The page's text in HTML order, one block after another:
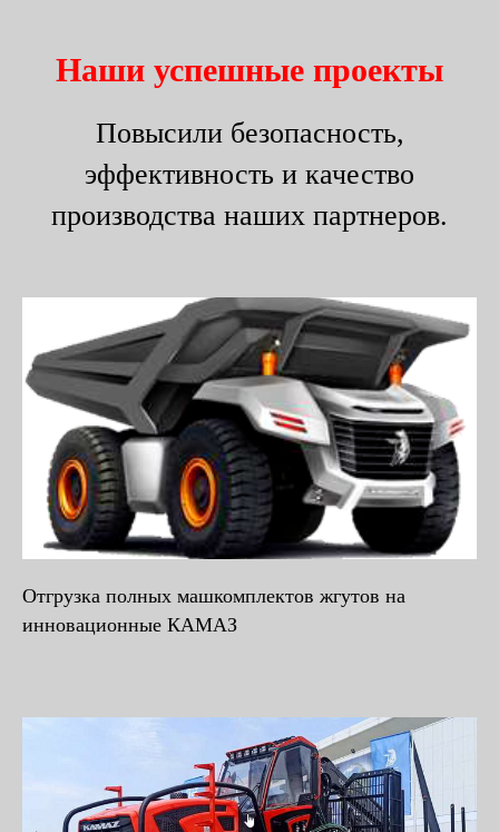
Наши успешные проекты
Повысили безопасность,
эффективность и качество
производства наших партнеров.
Отгрузка полных машкомплектов жгутов на
инновационные КАМАЗ